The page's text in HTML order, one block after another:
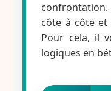
côte à côte
Pour cela, il
logiques en